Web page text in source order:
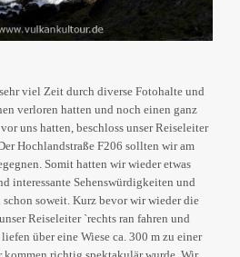
viel Zeit durch diverse Fotohalte und
verloren hatten und noch einen ganz
uns hatten, beschloss unser Reiseleiter
Hochlandstraße F206 sollten wir am
Somit hatten wir wieder etwas
interessante Sehenswürdigkeiten und
schon soweit. Kurz bevor wir wieder die
Reiseleiter `rechts ran fahren und
über eine Wiese ca. 300 m zu einer